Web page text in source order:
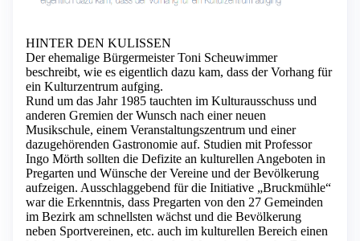
HINTER DEN KULISSEN
Der ehemalige Bürgermeister Toni Scheuwimmer
beschreibt, wie es eigentlich dazu kam, dass der Vorhang für
ein Kulturzentrum aufging.
Rund um das Jahr 1985 tauchten im Kulturausschuss und
anderen Gremien der Wunsch nach einer neuen
Musikschule, einem Veranstaltungszentrum und einer
dazugehörenden Gastronomie auf. Studien mit Professor
Ingo Mörth sollten die Defizite an kulturellen Angeboten in
Pregarten und Wünsche der Vereine und der Bevölkerung
aufzeigen. Ausschlaggebend für die Initiative „Bruckmühle“
war die Erkenntnis, dass Pregarten von den 27 Gemeinden
im Bezirk am schnellsten wächst und die Bevölkerung
neben Sportvereinen, etc. auch im kulturellen Bereich einen